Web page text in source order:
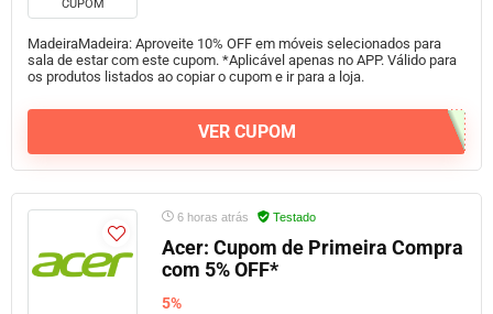
CUPOM
MadeiraMadeira: Aproveite 10% OFF em móveis selecionados para
sala de estar com este cupom. *Aplicável apenas no APP. Válido para
os produtos listados ao copiar o cupom e ir para a loja.
VER CUPOM
6 horas atrás Testado
Acer: Cupom de Primeira Compra
com 5% OFF*
5%